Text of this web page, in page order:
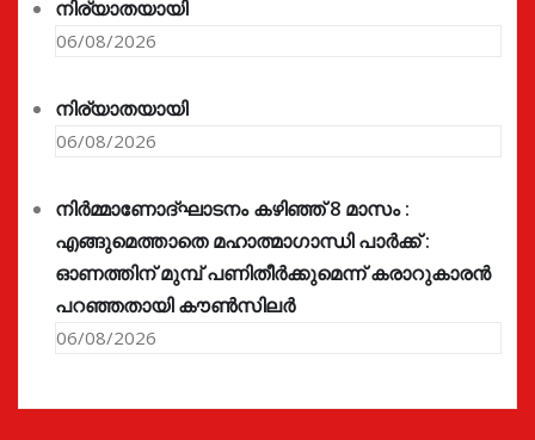
നിര്യാതയായി
06/08/2026
നിര്യാതയായി
06/08/2026
നിർമ്മാണോദ്ഘാടനം കഴിഞ്ഞ് 8 മാസം :
എങ്ങുമെത്താതെ മഹാത്മാഗാന്ധി പാർക്ക് :
ഓണത്തിന് മുമ്പ് പണിതീർക്കുമെന്ന് കരാറുകാരൻ
പറഞ്ഞതായി കൗൺസിലർ
06/08/2026